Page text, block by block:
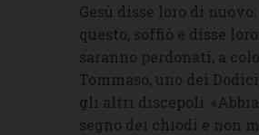
Gesù disse loro di
questo, soffiò e disse
saranno perdonati; a
Tommaso, uno dei
gli altri discepoli:
segno dei chiodi e non